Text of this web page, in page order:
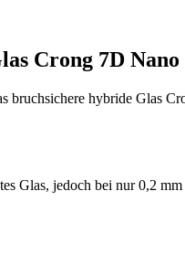
Crong 7D
hybride Glas
Glas, jedoch bei nur 0,2